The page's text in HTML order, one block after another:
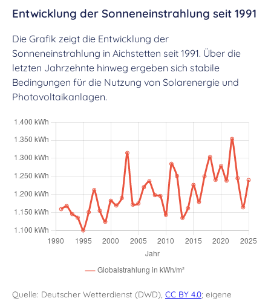
Entwicklung der Sonneneinstrahlung seit 1991
Die Grafik zeigt die Entwicklung der
Sonneneinstrahlung in Aichstetten seit 1991. Über die
letzten Jahrzehnte hinweg ergeben sich stabile
Bedingungen für die Nutzung von Solarenergie und
Photovoltaikanlagen.
Quelle: Deutscher Wetterdienst (DWD), CC BY 4.0; eigene